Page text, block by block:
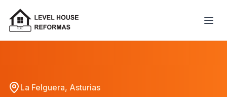
La Felguera, Asturias